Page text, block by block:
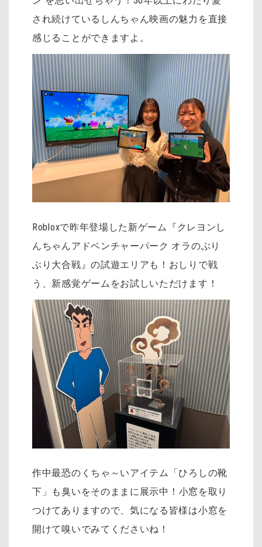
され続けているしんちゃん映画の魅力を直接
感じることができますよ。
Robloxで昨年登場した新ゲーム『クレヨンし
んちゃんアドベンチャーパーク オラのぶり
ぶり大合戦』の試遊エリアも！おしりで戦
う、新感覚ゲームをお試しいただけます！
作中最恐のくちゃ～いアイテム「ひろしの靴
下」も臭いをそのままに展示中！ 小窓を取り
つけてありますので、気になる皆様は小窓を
開けて嗅いでみてくださいね！